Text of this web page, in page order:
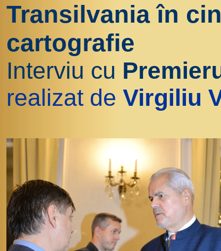
Transilvania în
cartografie
Interviu cu
realizat de Virgiliu